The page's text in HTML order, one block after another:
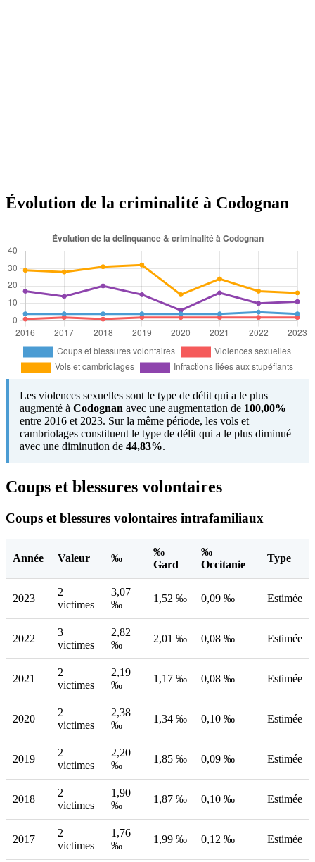
Évolution de la criminalité à Codognan
Les violences sexuelles sont le type de délit qui a le plus
augmenté à Codognan avec une augmentation de 100,00%
entre 2016 et 2023. Sur la même période, les vols et
cambriolages constituent le type de délit qui a le plus diminué
avec une diminution de 44,83%.
Coups et blessures volontaires
Coups et blessures volontaires intrafamiliaux
Année Valeur ‰
‰
Gard
‰
Occitanie
Type
2023
2
victimes
3,07
‰
1,52 ‰ 0,09 ‰ Estimée
2022
3
victimes
2,82
‰
2,01 ‰ 0,08 ‰ Estimée
2021
2
victimes
2,19
‰
1,17 ‰ 0,08 ‰ Estimée
2020
2
victimes
2,38
‰
1,34 ‰ 0,10 ‰ Estimée
2019
2
victimes
2,20
‰
1,85 ‰ 0,09 ‰ Estimée
2018
2
victimes
1,90
‰
1,87 ‰ 0,10 ‰ Estimée
2017
2
victimes
1,76
‰
1,99 ‰ 0,12 ‰ Estimée